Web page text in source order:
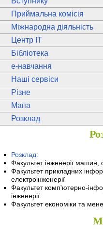
Приймальна комісія
Міжнародна діяльність
Центр ІТ
Бібліотека
e-навчання
Наші сервіси
Різне
Мапа
Розклад
Розклад:
Факультет інженерії машин,
Факультет прикладних
електроінженерії
Факультет комп'ютерно-
інженерії
Факультет економіки та